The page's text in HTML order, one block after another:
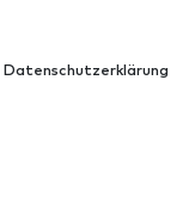
Datenschutzerklärung